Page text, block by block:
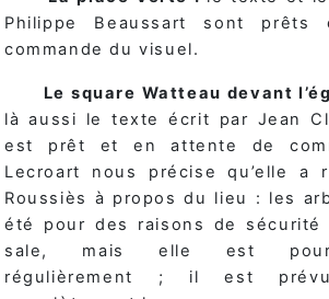
Philippe Beaussart sont prêts
commande du visuel.
Le square Watteau devant
là aussi le texte écrit par Jean
est prêt et en attente de
Lecroart nous précise qu’elle a
Roussiès à propos du lieu : les
été pour des raisons de
sale, mais elle est
régulièrement ; il est